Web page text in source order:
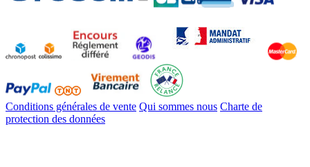
Conditions générales de vente Qui sommes nous Charte de
protection des données